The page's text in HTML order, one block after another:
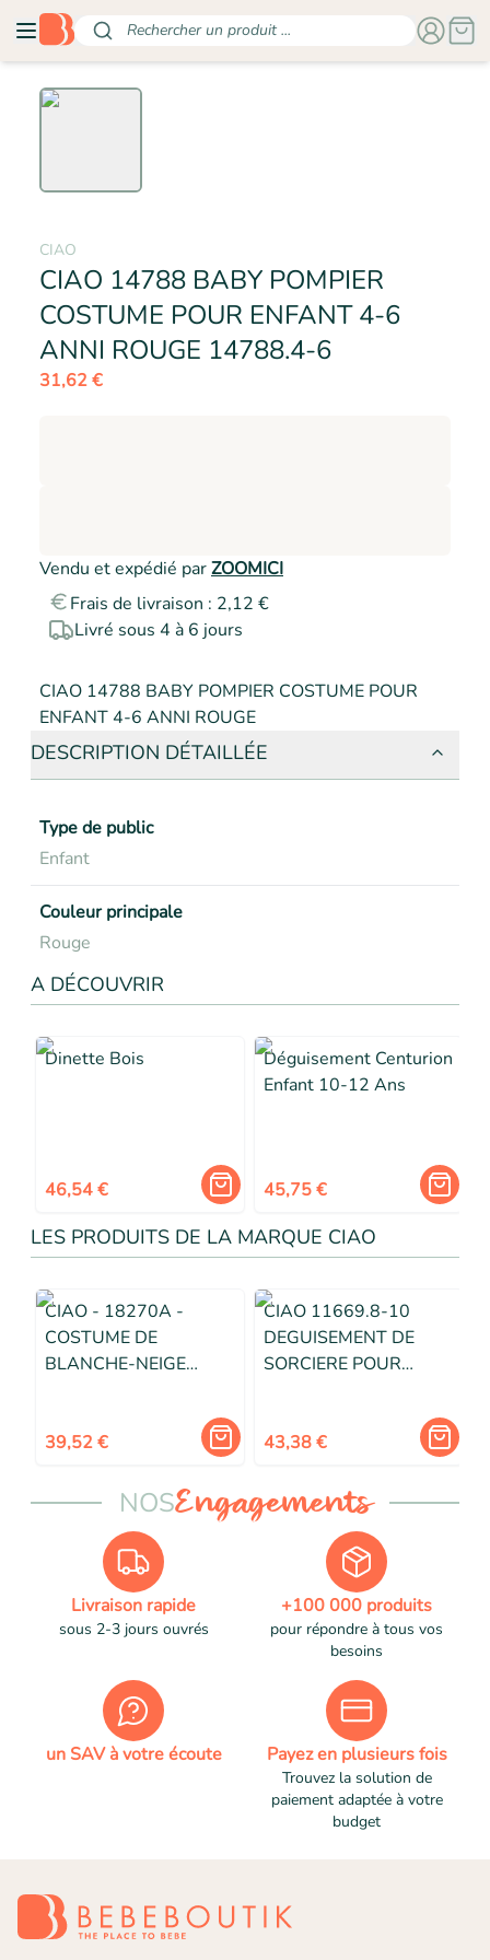
Rechercher un produit ...
CIAO
CIAO 14788 BABY POMPIER
COSTUME POUR ENFANT 4-6
ANNI ROUGE 14788.4-6- CIAO
31,62 €
Vendu et expédié parZOOMICI
Frais de livraison : 2,12 €
Livré sous 4 à 6 jours
CIAO 14788 BABY POMPIER COSTUME POUR
ENFANT 4-6 ANNI ROUGE
DESCRIPTION DÉTAILLÉE
Type de public
Enfant
Couleur principale
Rouge
A DÉCOUVRIR
Dinette Bois
46,54 €
Déguisement Centurion
Enfant 10-12 Ans
45,75 €
LES PRODUITS DE LA MARQUE CIAO
CIAO - 18270A -
COSTUME DE
BLANCHE-NEIGE
39,52 €
CIAO 11669.8-10
DEGUISEMENT DE
SORCIERE POUR
43,38 €
NOSEngagements
Livraison rapide
sous 2-3 jours ouvrés
+100 000 produits
pour répondre à tous vos
besoins
un SAV à votre écoute Payez en plusieurs fois
Trouvez la solution de
paiement adaptée à votre
budget